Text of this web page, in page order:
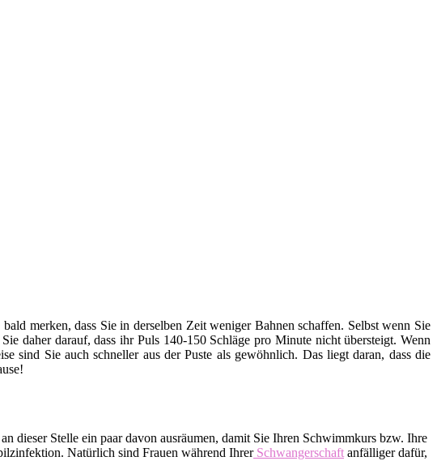
merken, dass Sie in derselben Zeit weniger Bahnen schaffen. Selbst wenn Sie
daher darauf, dass ihr Puls 140-150 Schläge pro Minute nicht übersteigt. Wenn
sind Sie auch schneller aus der Puste als gewöhnlich. Das liegt daran, dass die
dieser Stelle ein paar davon ausräumen, damit Sie Ihren Schwimmkurs bzw. Ihre
Natürlich sind Frauen während IhrerSchwangerschaft anfälliger dafür,